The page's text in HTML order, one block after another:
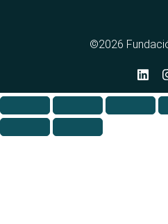
©2026